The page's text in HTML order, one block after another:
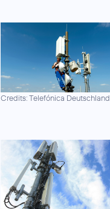
Credits: Telefónica Deutschland